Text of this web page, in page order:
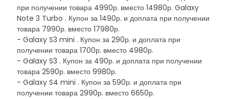
при получении товара 4990р. вместо 14980р. Galaxy
Note 3 Turbo . Купон за 1490р. и доплата при получении
товара 7990р. вместо 17980р.
- Galaxy S3 mini . Купон за 290р. и доплата при
получении товара 1700р. вместо 4980р.
- Galaxy S3 . Купон за 490р. и доплата при получении
товара 2590р. вместо 9980р.
- Galaxy S4 mini . Купон за 590р. и доплата при
получении товара 2990р. вместо 6650р.